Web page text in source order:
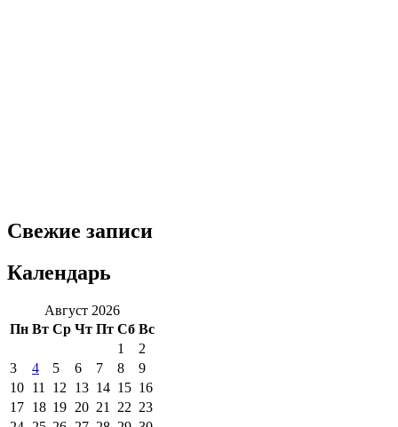
Свежие записи
Календарь
Август 2026
Пн Вт Ср Чт Пт Сб Вс
1
2
3
4 5 6 7 8
9
10 11 12 13 14 15 16
17 18 19 20 21 22 23